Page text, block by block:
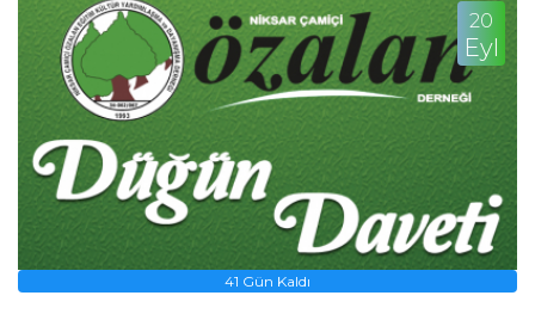
41 Gün Kaldı
20
Eyl